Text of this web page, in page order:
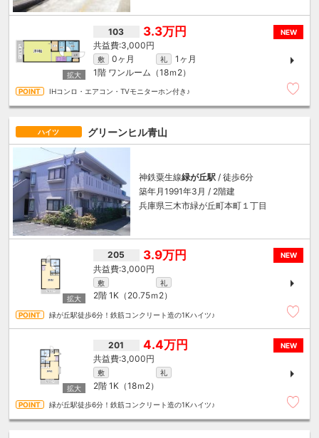
NEW
103 3.3万円
3,000円
敷 0ヶ月 礼
1ヶ月
1階 ワンルーム（18ｍ 2）
IHコンロ・エアコン・TVモニターホン付き♪
ハイツ グリーンヒル青山
神鉄粟生線緑が丘駅 / 徒歩6分
築年月1991年3月 / 2階建
兵庫県三木市緑が丘町本町１丁目
NEW
205 3.9万円
3,000円
敷 礼
2階 1K（20.75ｍ 2）
緑が丘駅徒歩6分！鉄筋コンクリート造の1Kハイツ♪
NEW
201 4.4万円
3,000円
敷 礼
2階 1K（18ｍ 2）
緑が丘駅徒歩6分！鉄筋コンクリート造の1Kハイツ♪